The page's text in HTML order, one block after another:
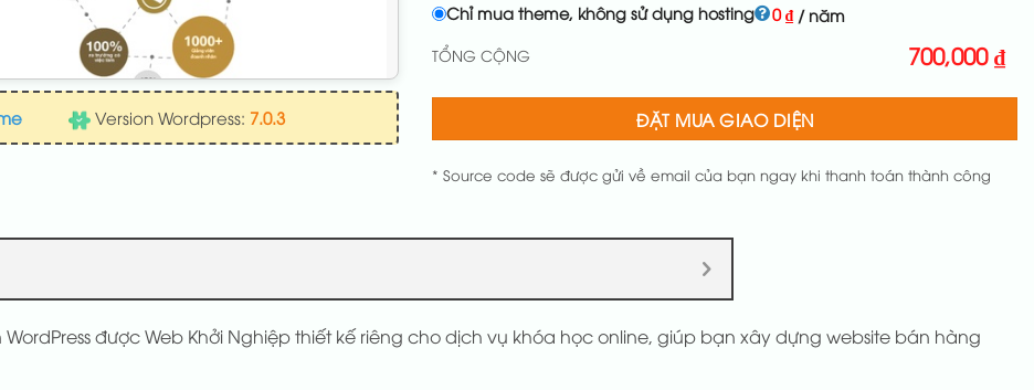
Version Wordpress: 7.0.3
Chỉ mua theme, không sử dụng hosting
0₫ / năm
TỔNG CỘNG
700,000₫
ĐẶT MUA GIAO DIỆN
* Source code sẽ được gửi về email của bạn ngay khi thanh toán thành công
được Web Khởi Nghiệp thiết kế riêng cho dịch vụ khóa học online, giúp bạn xây dựng website bán hàng